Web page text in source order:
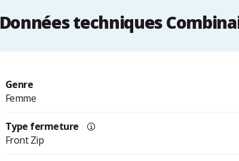
Données techniques
Genre
Femme
Type fermeture
Front Zip